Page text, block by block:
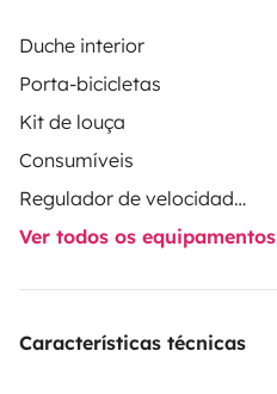
Duche interior
Porta-bicicletas
Kit de louça
Consumíveis
Regulador de velocidade / Cruise Control
Ver todos os equipamentos
Características técnicas